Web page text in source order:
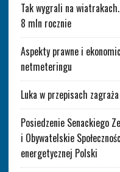
Tak wygrali na
8 mln rocznie
Aspekty prawne i
netmeteringu
Luka w przepisach
Posiedzenie Senackiego
i Obywatelskie
energetycznej Polski